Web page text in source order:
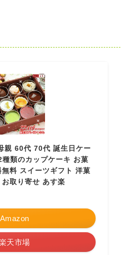
親 60代 70代 誕生日ケー
類のカップケーキ お菓
料 スイーツギフト 洋菓
取り寄せ あす楽
Amazon
天市場